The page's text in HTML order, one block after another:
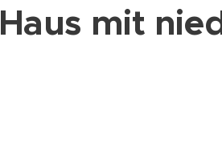
Haus mit